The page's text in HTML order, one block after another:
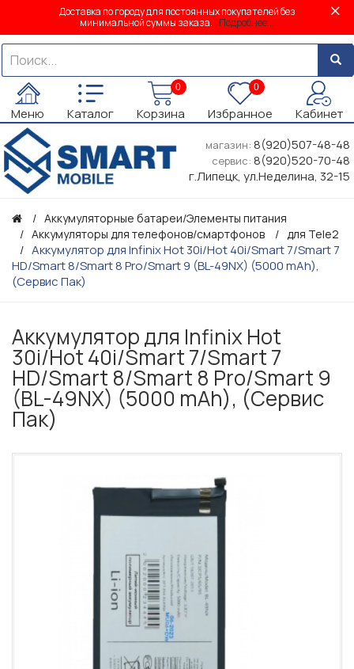
Доставка по городу для постоянных покупателей без
минимальной суммы заказа. Подробнее...
Меню Каталог
0
Корзина
0
Избранное Кабинет
магазин: 8(920)507-48-48
сервис: 8(920)520-70-48
г.Липецк, ул.Неделина, 32-15
Аккумуляторные батареи/Элементы питания
Аккумуляторы для телефонов/смартфонов
для Tele2
Аккумулятор для Infinix Hot 30i/Hot 40i/Smart 7/Smart 7
HD/Smart 8/Smart 8 Pro/Smart 9 (BL-49NX) (5000 mAh),
(Сервис Пак)
Аккумулятор для Infinix Hot
30i/Hot 40i/Smart 7/Smart 7
HD/Smart 8/Smart 8 Pro/Smart 9
(BL-49NX) (5000 mAh), (Сервис
Пак)